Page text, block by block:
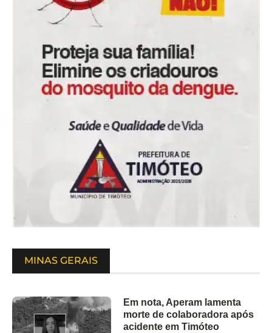
MINAS GERAIS
Em nota, Aperam lamenta
morte de colaboradora após
acidente em Timóteo